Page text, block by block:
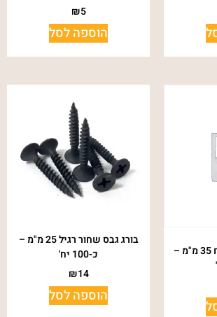
₪5
הוספה לסל
בורג גבס שחור קודח 35 מ"מ –
בורג גבס שחור רגיל 25 מ"מ –
כ-100 יח'
₪14
הוספה לסל